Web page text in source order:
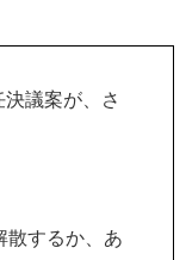
議案が、さ
するか、あ